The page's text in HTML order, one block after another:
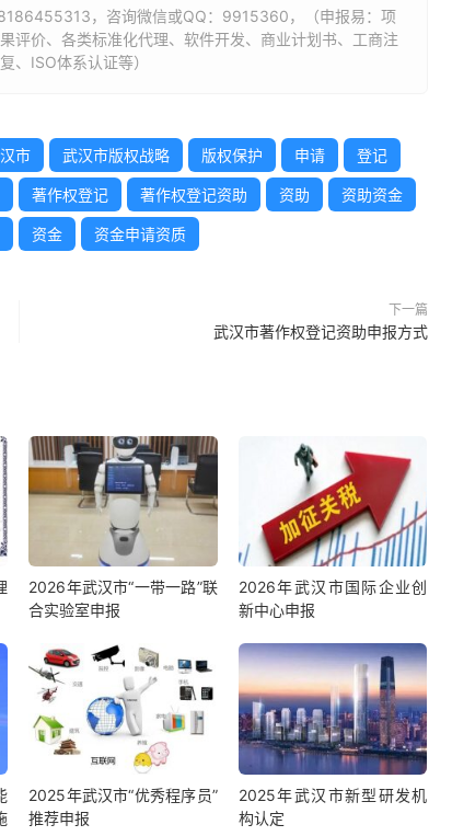
，咨询微信或QQ：9915360，（申报易：项
评价、各类标准化代理、软件开发、商业计划书、工商注
、ISO体系认证等）
市 武汉市版权战略 版权保护 申请 登记
著作权登记 著作权登记资助 资助 资助资金
资金 资金申请资质
下一篇
武汉市著作权登记资助申报方式
2026年武汉市“一带一路”联
合实验室申报
2026年武汉市国际企业创
新中心申报
2025年武汉市“优秀程序员”
推荐申报
2025年武汉市新型研发机
构认定